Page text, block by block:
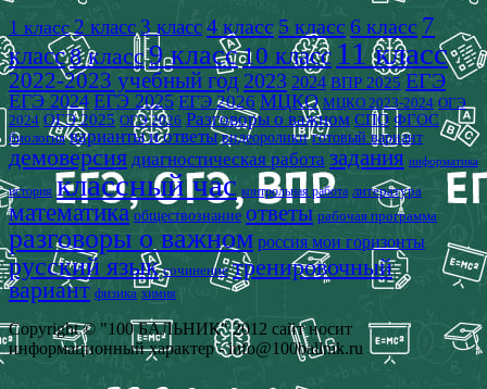
1 класс 2 класс 3 класс4 класс 5 класс 6 класс 7
класс8 класс9 класс10 класс 11 класс
2022-2023 учебный год 2023 2024 ВПР 2025 ЕГЭ
ЕГЭ 2024 ЕГЭ 2025 ЕГЭ 2026 МЦКО МЦКО 2023-2024 ОГЭ
2024 ОГЭ 2025 ОГЭ 2026 Разговоры о важном СПО ФГОС
биология варианты и ответы видеоролики готовый вариант
демоверсия диагностическая работа задания информатика
история классный час контрольная работа литература
математика обществознание ответы рабочая программа
разговоры о важном россия мои горизонты
русский язык сочинение тренировочный
вариант физика химия
Copyright © "100 БАЛЬНИК" 2012 сайт носит
информационный характер - info@100ballnik.ru